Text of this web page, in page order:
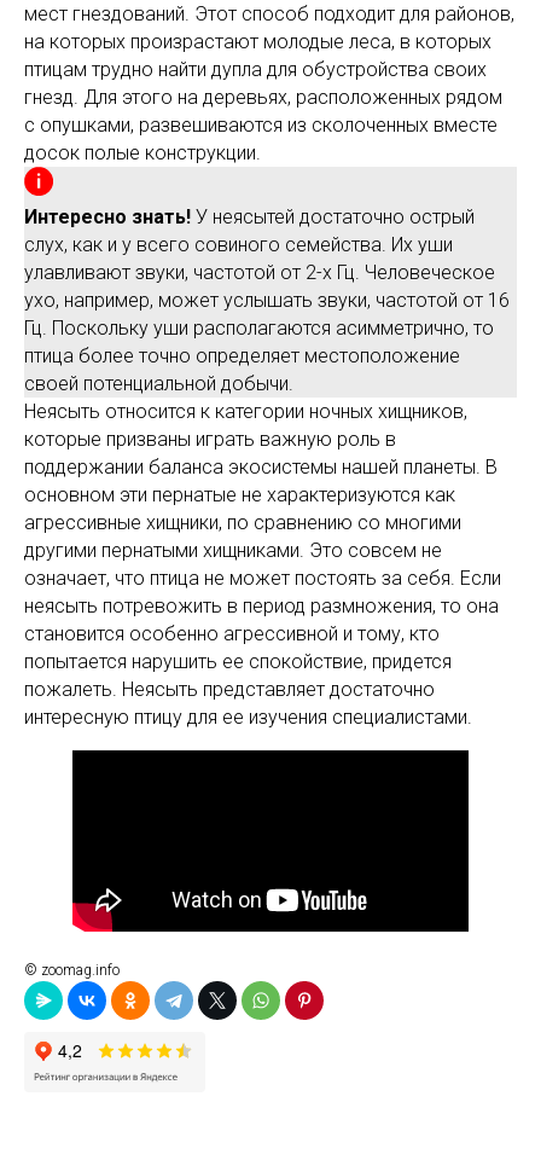
мест гнездований. Этот способ подходит для районов,
на которых произрастают молодые леса, в которых
птицам трудно найти дупла для обустройства своих
гнезд. Для этого на деревьях, расположенных рядом
с опушками, развешиваются из сколоченных вместе
досок полые конструкции.
Интересно знать! У неясытей достаточно острый
слух, как и у всего совиного семейства. Их уши
улавливают звуки, частотой от 2-х Гц. Человеческое
ухо, например, может услышать звуки, частотой от 16
Гц. Поскольку уши располагаются асимметрично, то
птица более точно определяет местоположение
своей потенциальной добычи.
Неясыть относится к категории ночных хищников,
которые призваны играть важную роль в
поддержании баланса экосистемы нашей планеты. В
основном эти пернатые не характеризуются как
агрессивные хищники, по сравнению со многими
другими пернатыми хищниками. Это совсем не
означает, что птица не может постоять за себя. Если
неясыть потревожить в период размножения, то она
становится особенно агрессивной и тому, кто
попытается нарушить ее спокойствие, придется
пожалеть. Неясыть представляет достаточно
интересную птицу для ее изучения специалистами.
© zoomag.info